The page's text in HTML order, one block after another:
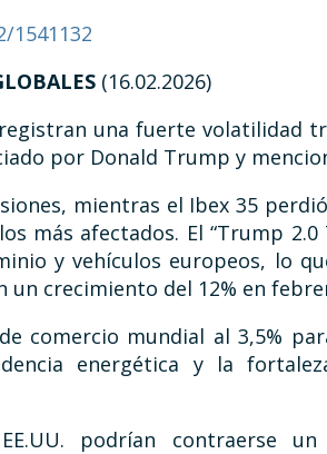
1541132
(16.02.2026)
una fuerte volatilidad
por Donald Trump y
mientras el Ibex 35
más afectados. El “Trump 2.0
y vehículos europeos, lo
un crecimiento del 12% en
comercio mundial al 3,5%
energética y la
podrían contraerse